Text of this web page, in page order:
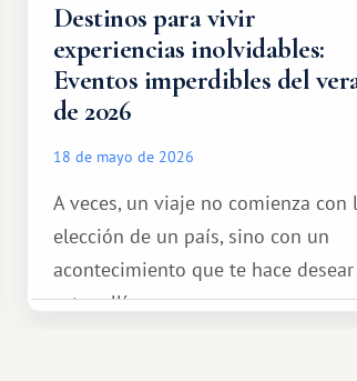
Destinos para vivir
experiencias inolvidables:
Eventos imperdibles del
de 2026
18 de mayo de 2026
A veces, un viaje no comienza con
elección de un país, sino con un
acontecimiento que te hace desear
estar allí...